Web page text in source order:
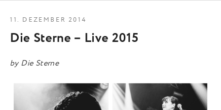
Die Sterne – Live 2015
by Die Sterne
11. DEZEMBER 2014